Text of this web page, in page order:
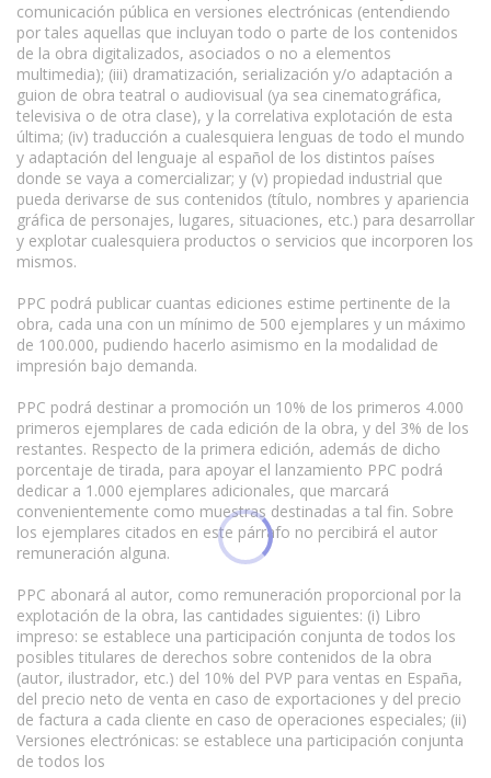
comunicación pública en versiones electrónicas (entendiendo
por tales aquellas que incluyan todo o parte de los contenidos
de la obra digitalizados, asociados o no a elementos
multimedia); (iii) dramatización, serialización y/o adaptación a
guion de obra teatral o audiovisual (ya sea cinematográfica,
televisiva o de otra clase), y la correlativa explotación de esta
última; (iv) traducción a cualesquiera lenguas de todo el mundo
y adaptación del lenguaje al español de los distintos países
donde se vaya a comercializar; y (v) propiedad industrial que
pueda derivarse de sus contenidos (título, nombres y apariencia
gráfica de personajes, lugares, situaciones, etc.) para desarrollar
y explotar cualesquiera productos o servicios que incorporen los
mismos.
PPC podrá publicar cuantas ediciones estime pertinente de la
obra, cada una con un mínimo de 500 ejemplares y un máximo
de 100.000, pudiendo hacerlo asimismo en la modalidad de
impresión bajo demanda.
PPC podrá destinar a promoción un 10% de los primeros 4.000
primeros ejemplares de cada edición de la obra, y del 3% de los
restantes. Respecto de la primera edición, además de dicho
porcentaje de tirada, para apoyar el lanzamiento PPC podrá
dedicar a 1.000 ejemplares adicionales, que marcará
convenientemente como muestras destinadas a tal fin. Sobre
los ejemplares citados en este párrafo no percibirá el autor
remuneración alguna.
PPC abonará al autor, como remuneración proporcional por la
explotación de la obra, las cantidades siguientes: (i) Libro
impreso: se establece una participación conjunta de todos los
posibles titulares de derechos sobre contenidos de la obra
(autor, ilustrador, etc.) del 10% del PVP para ventas en España,
del precio neto de venta en caso de exportaciones y del precio
de factura a cada cliente en caso de operaciones especiales; (ii)
Versiones electrónicas: se establece una participación conjunta
de todos los